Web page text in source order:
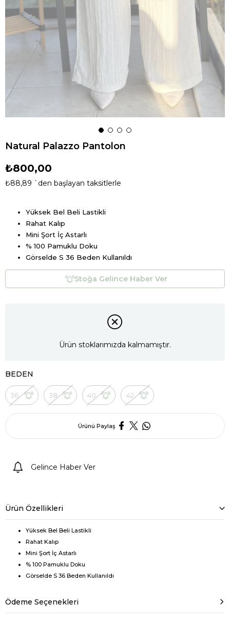
Natural Palazzo Pantolon
₺800,00
₺88,89 `den başlayan taksitlerle
Yüksek Bel Beli Lastikli
Rahat Kalıp
Mini Şort İç Astarlı
% 100 Pamuklu Doku
Görselde S 36 Beden Kullanıldı
Stoğa Gelince Haber Ver
Ürün stoklarımızda kalmamıştır.
BEDEN
36 38 40 42
Ürünü Paylaş
Gelince Haber Ver
Ürün Özellikleri
Yüksek Bel Beli Lastikli
Rahat Kalıp
Mini Şort İç Astarlı
% 100 Pamuklu Doku
Görselde S 36 Beden Kullanıldı
Ödeme Seçenekleri